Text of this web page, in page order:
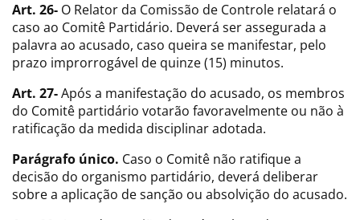
Art. 26- O Relator da Comissão de Controle relatará o
caso ao Comitê Partidário. Deverá ser assegurada a
palavra ao acusado, caso queira se manifestar, pelo
prazo improrrogável de quinze (15) minutos.
Art. 27-Após a manifestação do acusado, os membros
do Comitê partidário votarão favoravelmente ou não à
ratificação da medida disciplinar adotada.
Parágrafo único. Caso o Comitê não ratifique a
decisão do organismo partidário, deverá deliberar
sobre a aplicação de sanção ou absolvição do acusado.